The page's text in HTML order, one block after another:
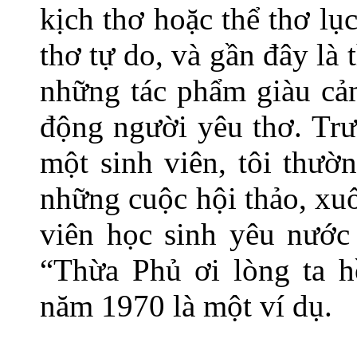
kịch thơ hoặc thể thơ
thơ tự do, và gần đây
những tác phẩm giàu
động người yêu thơ.
một sinh viên, tôi
những cuộc hội thảo,
viên học sinh yêu
“Thừa Phủ ơi lòng ta
năm 1970 là một ví dụ.